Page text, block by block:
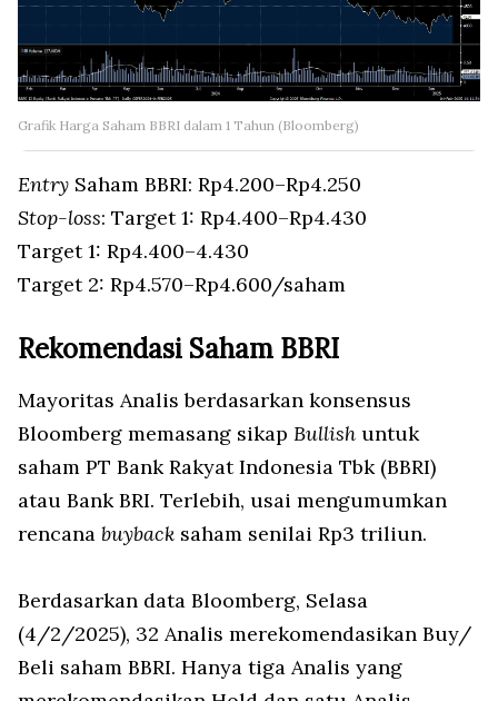
Grafik Harga Saham BBRI dalam 1 Tahun (Bloomberg)
Entry Saham BBRI: Rp4.200–Rp4.250
Stop-loss: Target 1: Rp4.400–Rp4.430
Target 1: Rp4.400–4.430
Target 2: Rp4.570–Rp4.600/saham
Rekomendasi Saham BBRI
Mayoritas Analis berdasarkan konsensus
Bloomberg memasang sikap Bullish untuk
saham PT Bank Rakyat Indonesia Tbk (BBRI)
atau Bank BRI. Terlebih, usai mengumumkan
rencana buyback saham senilai Rp3 triliun.
Berdasarkan data Bloomberg, Selasa
(4/2/2025), 32 Analis merekomendasikan Buy/
Beli saham BBRI. Hanya tiga Analis yang